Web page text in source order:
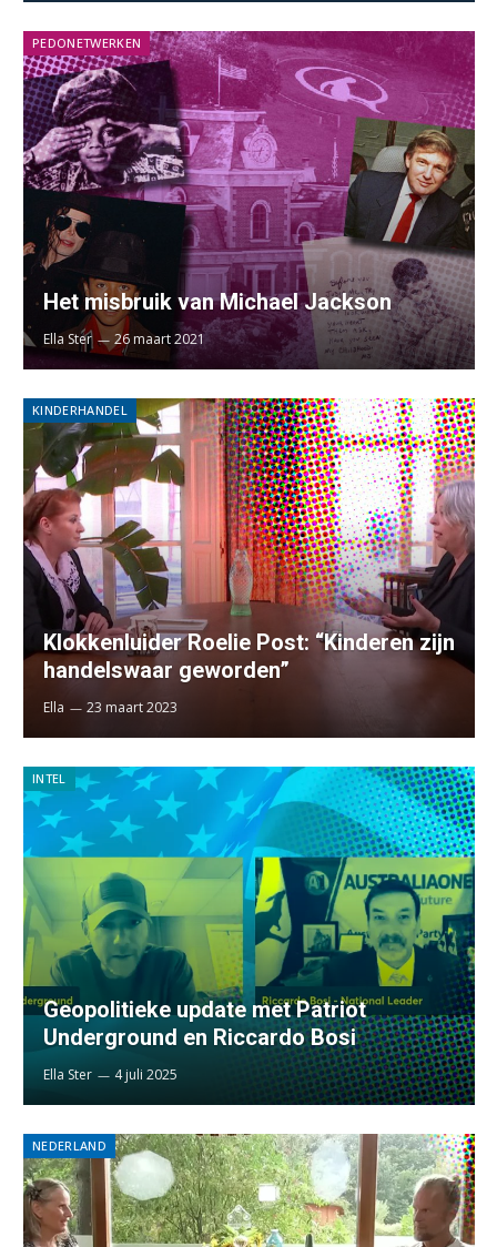
PEDONETWERKEN
Het misbruik van Michael Jackson
Ella Ster 26 maart 2021
KINDERHANDEL
Klokkenluider Roelie Post: “Kinderen zijn
handelswaar geworden”
Ella 23 maart 2023
INTEL
Geopolitieke update met Patriot
Underground en Riccardo Bosi
Ella Ster 4 juli 2025
NEDERLAND